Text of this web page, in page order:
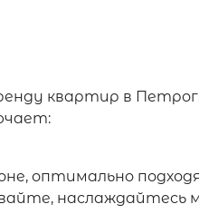
квартир в
оптимально
наслаждайтесь